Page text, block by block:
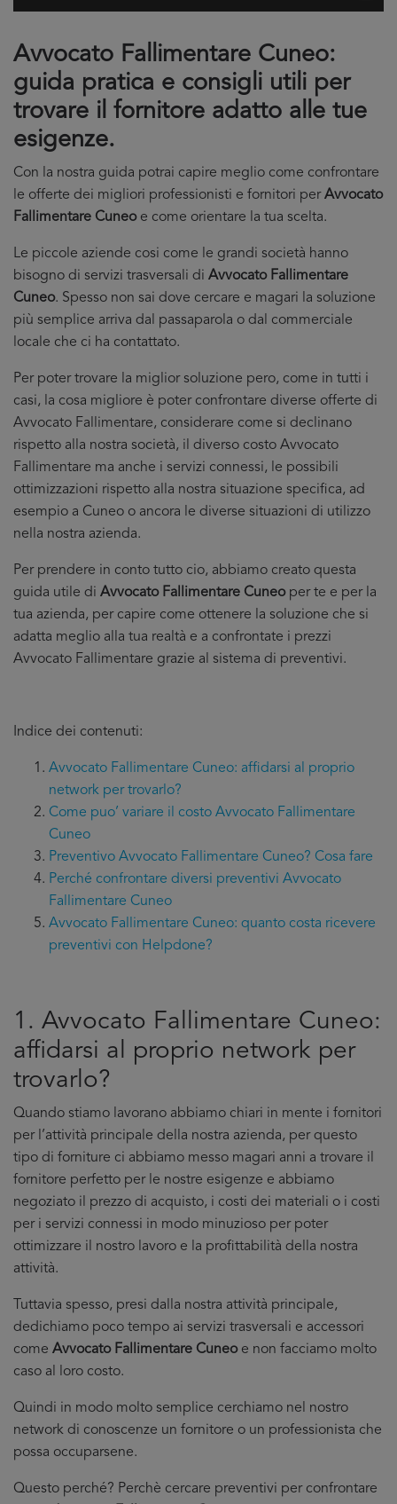
Avvocato Fallimentare Cuneo:
guida pratica e consigli utili per
trovare il fornitore adatto alle tue
esigenze.
Con la nostra guida potrai capire meglio come confrontare
le offerte dei migliori professionisti e fornitori perAvvocato
Fallimentare Cuneoe come orientare la tua scelta.
Le piccole aziende cosi come le grandi società hanno
bisogno di servizi trasversali di Avvocato Fallimentare
Cuneo. Spesso non sai dove cercare e magari la soluzione
più semplice arriva dal passaparola o dal commerciale
locale che ci ha contattato.
Per poter trovare la miglior soluzione pero, come in tutti i
casi, la cosa migliore è poter confrontare diverse offerte di
Avvocato Fallimentare, considerare come si declinano
rispetto alla nostra società, il diverso costo Avvocato
Fallimentare ma anche i servizi connessi, le possibili
ottimizzazioni rispetto alla nostra situazione specifica, ad
esempio a Cuneo o ancora le diverse situazioni di utilizzo
nella nostra azienda.
Per prendere in conto tutto cio, abbiamo creato questa
guida utile di Avvocato Fallimentare Cuneoper te e per la
tua azienda, per capire come ottenere la soluzione che si
adatta meglio alla tua realtà e a confrontate i prezzi
Avvocato Fallimentare grazie al sistema di preventivi.
Indice dei contenuti:
Avvocato Fallimentare Cuneo: affidarsi al proprio
network per trovarlo?
Come puo’ variare il costo Avvocato Fallimentare
Cuneo
Preventivo Avvocato Fallimentare Cuneo? Cosa fare
Perché confrontare diversi preventivi Avvocato
Fallimentare Cuneo
Avvocato Fallimentare Cuneo: quanto costa ricevere
preventivi con Helpdone?
1. Avvocato Fallimentare Cuneo:
affidarsi al proprio network per
trovarlo?
Quando stiamo lavorano abbiamo chiari in mente i fornitori
per l’attività principale della nostra azienda, per questo
tipo di forniture ci abbiamo messo magari anni a trovare il
fornitore perfetto per le nostre esigenze e abbiamo
negoziato il prezzo di acquisto, i costi dei materiali o i costi
per i servizi connessi in modo minuzioso per poter
ottimizzare il nostro lavoro e la profittabilità della nostra
attività.
Tuttavia spesso, presi dalla nostra attività principale,
dedichiamo poco tempo ai servizi trasversali e accessori
come Avvocato Fallimentare Cuneoe non facciamo molto
caso al loro costo.
Quindi in modo molto semplice cerchiamo nel nostro
network di conoscenze un fornitore o un professionista che
possa occuparsene.
Questo perché? Perchè cercare preventivi per confrontare